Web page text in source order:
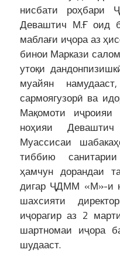
нисбати
Деваштич М.Ғ оид
маблағи иҷора аз
бинои Маркази
утоқи
муайян
сармоягузорӣ ва
Мақомоти иҷроияи
ноҳияи
Муассисаи
тиббию
ҳамчун дорандаи
дигар ҶДММ «М»-и
шахсияти
иҷорагир аз 2
шартномаи иҷора
шудааст.